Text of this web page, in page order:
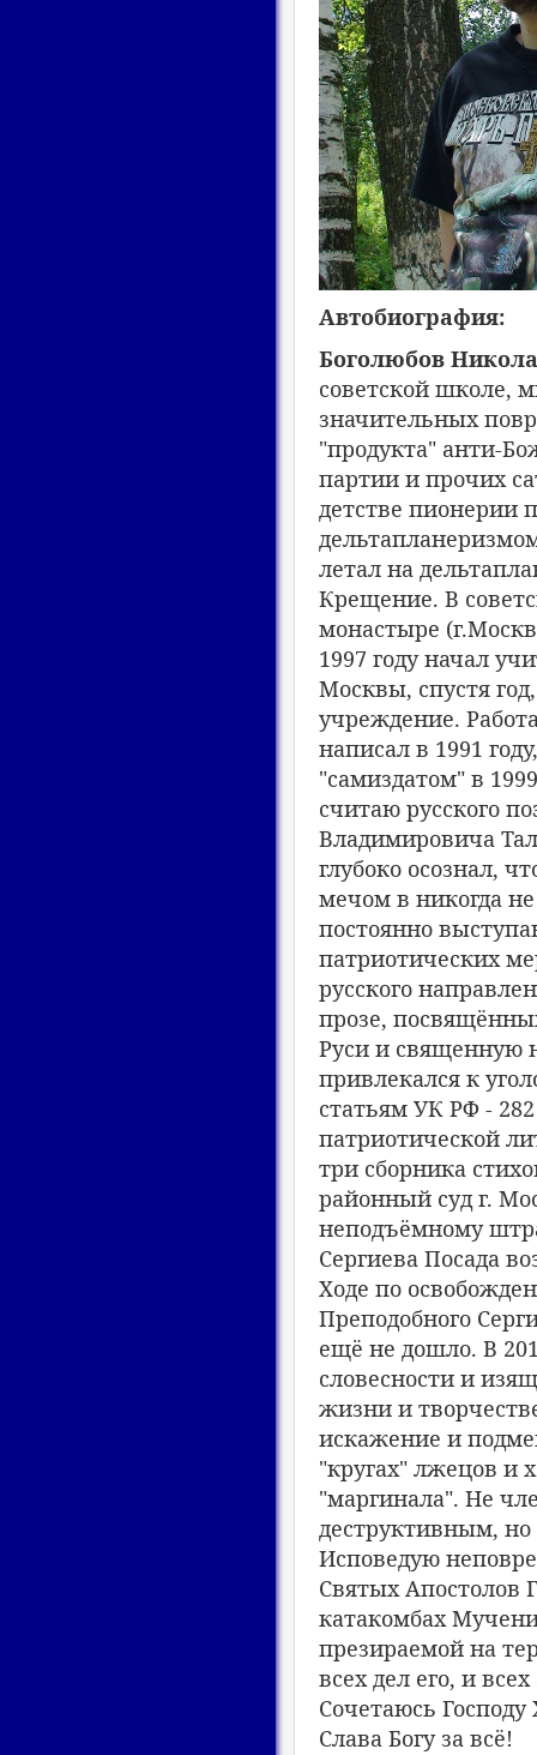
Автобиография:
Боголюбов
советской школе,
значительных
"продукта" анти-
партии и прочих
детстве пионерии
летал на
Крещение. В
монастыре
1997 году начал
Москвы, спустя
учреждение.
написал в 1991
"самиздатом" в
считаю русского
Владимировича
глубоко осознал,
мечом в никогда
постоянно
патриотических
русского
прозе,
Руси и священную
привлекался к
статьям УК РФ -
патриотической
три сборника
районный суд г.
неподъёмному
Сергиева Посада
Ходе по
Преподобного
ещё не дошло. В
словесности и
жизни и
искажение и
"кругах" лжецов и
"маргинала". Не
деструктивным,
Исповедую
Святых Апостолов
катакомбах
презираемой на
всех дел его, и
Сочетаюсь
Слава Богу за всё!